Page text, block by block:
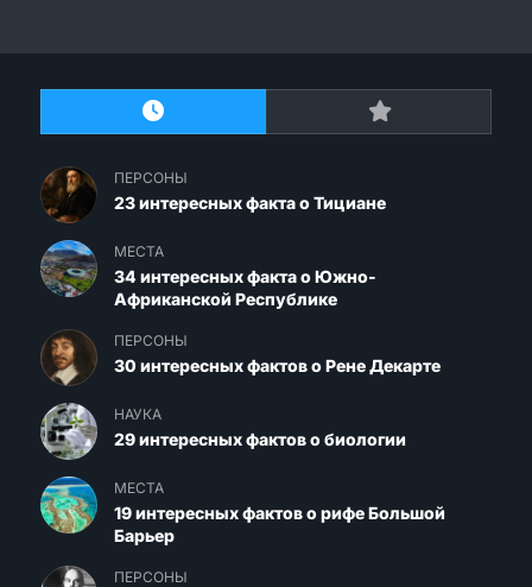
ПЕРСОНЫ
23 интересных факта о Тициане
МЕСТА
34 интересных факта о Южно-
Африканской Республике
ПЕРСОНЫ
30 интересных фактов о Рене Декарте
НАУКА
29 интересных фактов о биологии
МЕСТА
19 интересных фактов о рифе Большой
Барьер
ПЕРСОНЫ